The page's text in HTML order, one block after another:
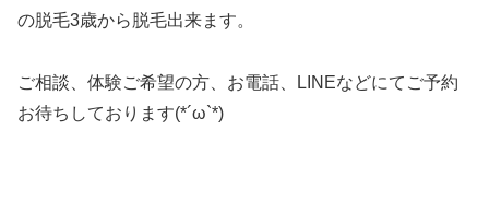
の脱毛3歳から脱毛出来ます。
ご相談、体験ご希望の方、お電話、LINEなどにてご予約
お待ちしております(*´ω`*)